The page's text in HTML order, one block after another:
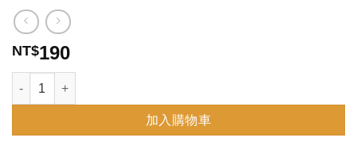
NT$190
加入購物車